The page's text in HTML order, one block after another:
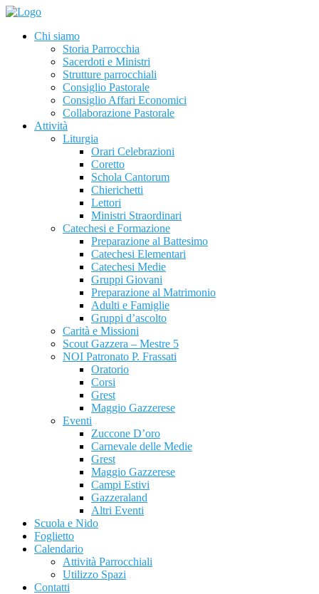
Chi siamo
Storia Parrocchia
Sacerdoti e Ministri
Strutture parrocchiali
Consiglio Pastorale
Consiglio Affari Economici
Collaborazione Pastorale
Attività
Liturgia
Orari Celebrazioni
Coretto
Schola Cantorum
Chierichetti
Lettori
Ministri Straordinari
Catechesi e Formazione
Preparazione al Battesimo
Catechesi Elementari
Catechesi Medie
Gruppi Giovani
Preparazione al Matrimonio
Adulti e Famiglie
Gruppi d’ascolto
Carità e Missioni
Scout Gazzera – Mestre 5
NOI Patronato P. Frassati
Oratorio
Corsi
Grest
Maggio Gazzerese
Eventi
Zuccone D’oro
Carnevale delle Medie
Grest
Maggio Gazzerese
Campi Estivi
Gazzeraland
Altri Eventi
Scuola e Nido
Foglietto
Calendario
Attività Parrocchiali
Utilizzo Spazi
Contatti